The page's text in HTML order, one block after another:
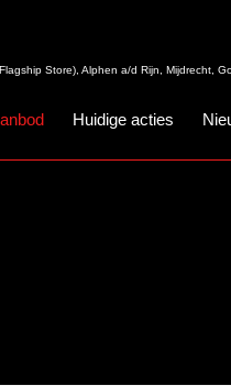
Store), Alphen a/d Rijn, Mijdrecht,
Huidige acties